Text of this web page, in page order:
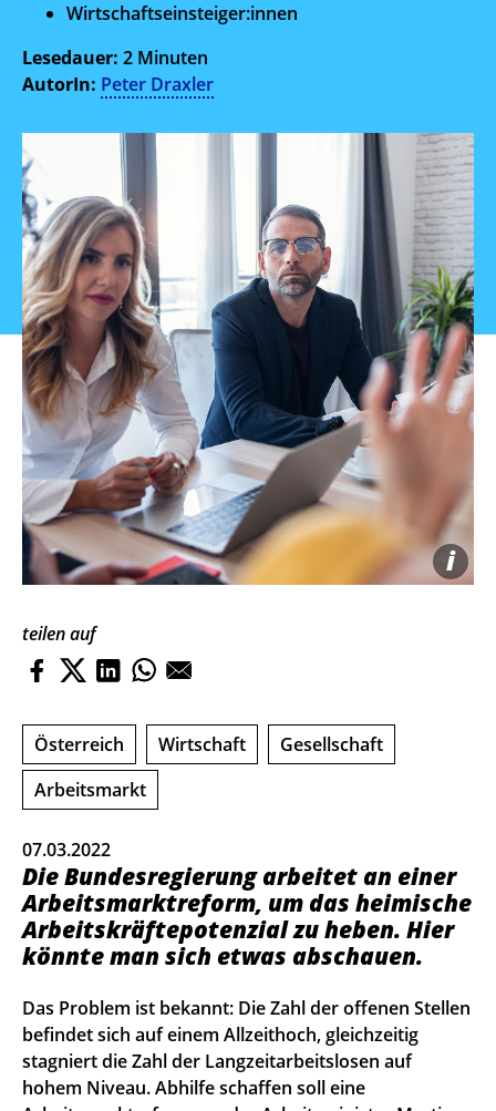
Wirtschaftseinsteiger:innen
Lesedauer: 2 Minuten
AutorIn: Peter Draxler
i
teilen auf
Österreich Wirtschaft
Gesellschaft
Arbeitsmarkt
07.03.2022
Die Bundesregierung arbeitet an einer
Arbeitsmarktreform, um das heimische
Arbeitskräftepotenzial zu heben. Hier
könnte man sich etwas abschauen.
Das Problem ist bekannt: Die Zahl der offenen Stellen
befindet sich auf einem Allzeithoch, gleichzeitig
stagniert die Zahl der Langzeitarbeitslosen auf
hohem Niveau. Abhilfe schaffen soll eine